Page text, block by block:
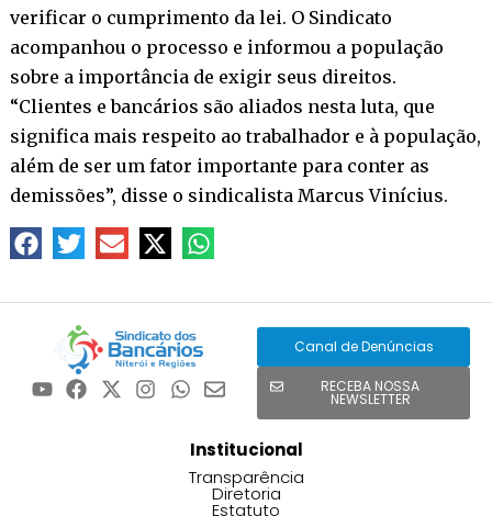
verificar o cumprimento da lei. O Sindicato
acompanhou o processo e informou a população
sobre a importância de exigir seus direitos.
“Clientes e bancários são aliados nesta luta, que
significa mais respeito ao trabalhador e à população,
além de ser um fator importante para conter as
demissões”, disse o sindicalista Marcus Vinícius.
Canal de Denúncias
RECEBA NOSSA
NEWSLETTER
Institucional
Transparência
Diretoria
Estatuto